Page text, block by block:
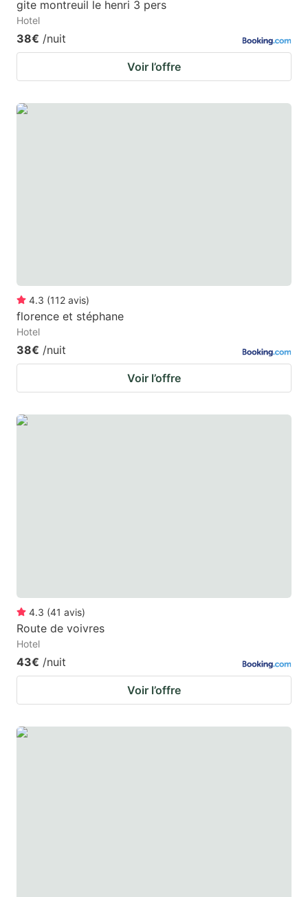
gite montreuil le henri 3 pers
Hotel
38€ /nuit
Voir l’offre
4.3 (112 avis)
florence et stéphane
Hotel
38€ /nuit
Voir l’offre
4.3 (41 avis)
Route de voivres
Hotel
43€ /nuit
Voir l’offre